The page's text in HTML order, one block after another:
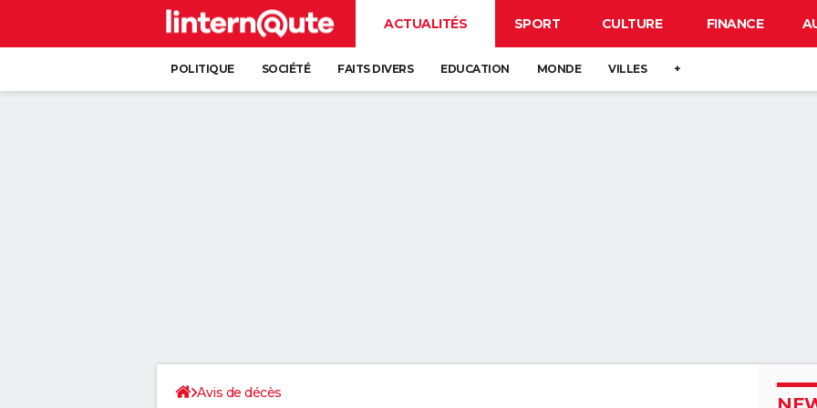
ACTUALITÉS SPORT CULTURE FINANCE
POLITIQUE SOCIÉTÉ FAITS DIVERS EDUCATION MONDE VILLES +
Avis de décès